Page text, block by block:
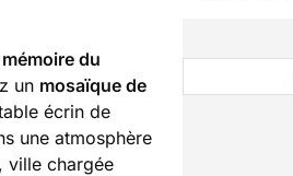
mémoire du
un mosaïque de
écrin de
une atmosphère
, ville chargée